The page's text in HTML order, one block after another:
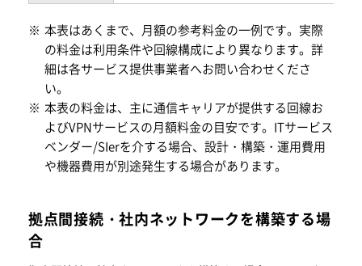
※ 本表はあくまで、月額の参考料金の一例です。実際
の料金は利用条件や回線構成により異なります。詳
細は各サービス提供事業者へお問い合わせくださ
い。
※ 本表の料金は、主に通信キャリアが提供する回線お
よびVPNサービスの月額料金の目安です。ITサービス
ベンダー/SIerを介する場合、設計・構築・運用費用
や機器費用が別途発生する場合があります。
拠点間接続・社内ネットワークを構築する場
合